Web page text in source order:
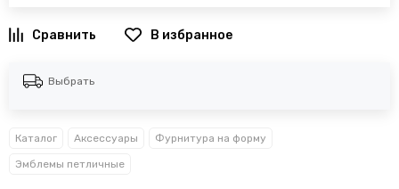
В избранное
Выбрать
Каталог Аксессуары Фурнитура на форму
Эмблемы петличные